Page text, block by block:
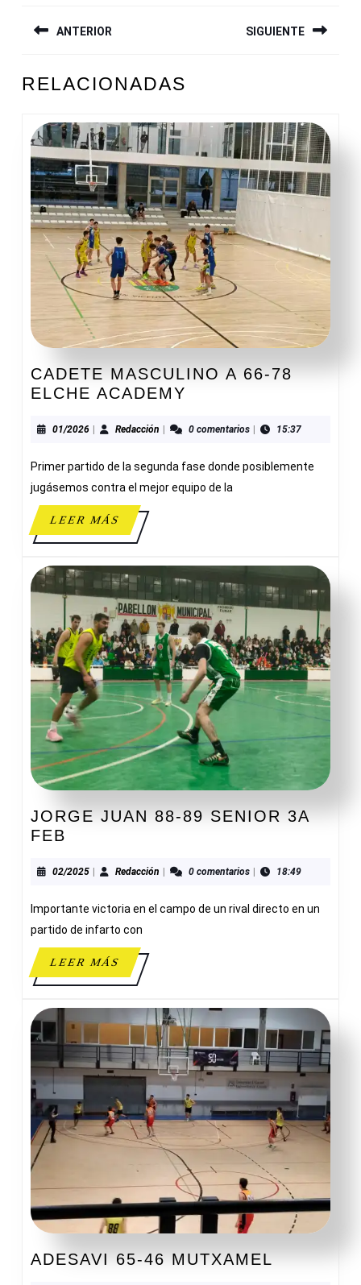
DE
ANTERIOR
anterior:
SIGUIENTE
entrada:
RELACIONADAS
CADETE MASCULINO A 66-78
ELCHE ACADEMY
A
78
ELCHE
01/202601/2026
| Redacción Redacción
| 0 comentarios | 15:37
Primer partido de la segunda fase donde posiblemente
jugásemos contra el mejor equipo de la
LEER MÁSLEER
MÁS
JORGE JUAN 88-89 SENIOR 3A
FEB
88-
SENIOR
3A
FEB
02/202502/2025
| Redacción Redacción
| 0 comentarios | 18:49
Importante victoria en el campo de un rival directo en un
partido de infarto con
LEER MÁSLEER
MÁS
ADESAVI 65-46 MUTXAMEL